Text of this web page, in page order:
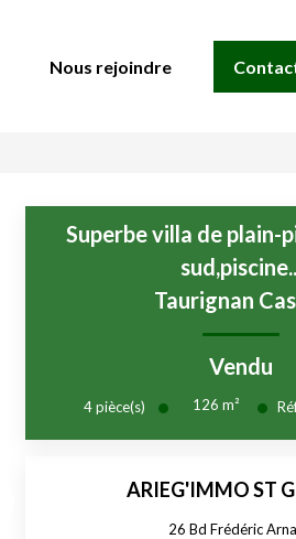
Nous rejoindre
Superbe villa de plain-
Taurignan
Vendu
4pièce(s) 126m²
ARIEG'IMMO ST
26 Bd Frédéric